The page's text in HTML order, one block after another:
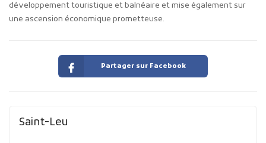
développement touristique et balnéaire et mise également sur
une ascension économique prometteuse.
Partager sur Facebook
Saint-Leu